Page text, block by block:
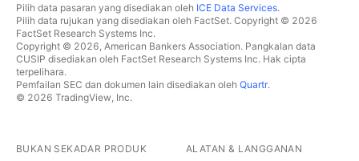
Pilih data pasaran yang disediakan oleh ICE Data Services.
Pilih data rujukan yang disediakan oleh FactSet. Copyright © 2026
FactSet Research Systems Inc.
Copyright © 2026, American Bankers Association. Pangkalan data
CUSIP disediakan oleh FactSet Research Systems Inc. Hak cipta
terpelihara.
Pemfailan SEC dan dokumen lain disediakan oleh Quartr.
© 2026 TradingView, Inc.
BUKAN SEKADAR PRODUK ALATAN & LANGGANAN